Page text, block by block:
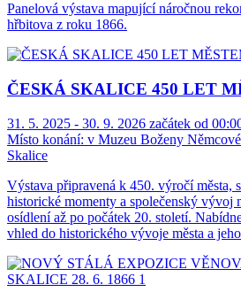
Panelová výstava mapující náročnou
hřbitova z roku 1866.
ČESKÁ SKALICE 450 LET
31. 5. 2025 - 30. 9. 2026 začátek od
Místo konání: v Muzeu Boženy
Skalice
Výstava připravená k 450. výročí města,
historické momenty a společenský vývoj
osídlení až po počátek 20. století.
vhled do historického vývoje města a